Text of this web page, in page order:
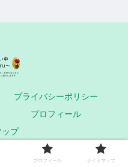
プライバシーポリシー
プロフィール
ップ
～mamamaru～.
プロフィール サイトマップ